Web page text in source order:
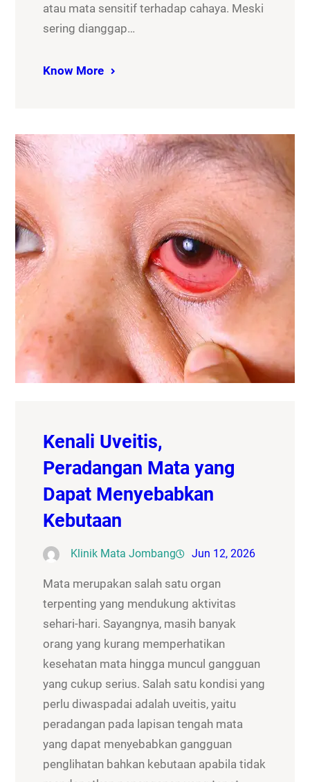
atau mata sensitif terhadap cahaya. Meski
sering dianggap…
Know More
Kenali Uveitis,
Peradangan Mata yang
Dapat Menyebabkan
Kebutaan
Klinik Mata Jombang Jun 12, 2026
Mata merupakan salah satu organ
terpenting yang mendukung aktivitas
sehari-hari. Sayangnya, masih banyak
orang yang kurang memperhatikan
kesehatan mata hingga muncul gangguan
yang cukup serius. Salah satu kondisi yang
perlu diwaspadai adalah uveitis, yaitu
peradangan pada lapisan tengah mata
yang dapat menyebabkan gangguan
penglihatan bahkan kebutaan apabila tidak